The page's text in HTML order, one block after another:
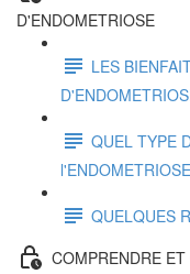
D'ENDOMETRIOSE
LES
QUEL TYPE
QUELQUES
COMPRENDRE